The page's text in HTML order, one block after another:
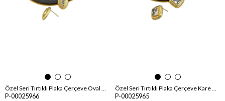
Özel Seri Tırtıklı Plaka Çerçeve Oval Zirkon Taş Detay Küpe
P-00025966
Özel Seri Tırtıklı Plaka Çerçeve Kare Zirkon Taş Detay Küpe
P-00025965